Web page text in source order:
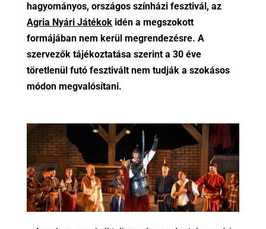
hagyományos, országos színházi fesztivál, az
Agria Nyári Játékok idén a megszokott
formájában nem kerül megrendezésre. A
szervezők tájékoztatása szerint a 30 éve
töretlenül futó fesztivált nem tudják a szokásos
módon megvalósítani.